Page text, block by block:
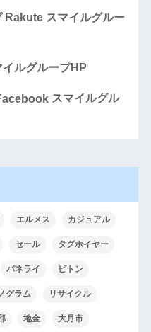
Rakute スマイルグルー
イルグループHP
スマイルグル
エルメス カジュアル
セール タグホイヤー
パネライ ビトン
グラム リサイクル
地金 大月市